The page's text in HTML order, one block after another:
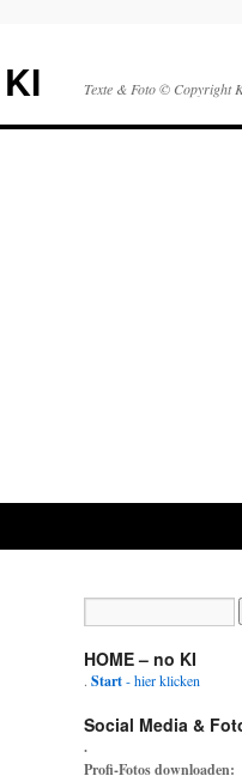
Texte & Foto © Copyright
HOME – no KI
. Start- hier klicken
Social Media &
.
Profi-Fotos downloaden: